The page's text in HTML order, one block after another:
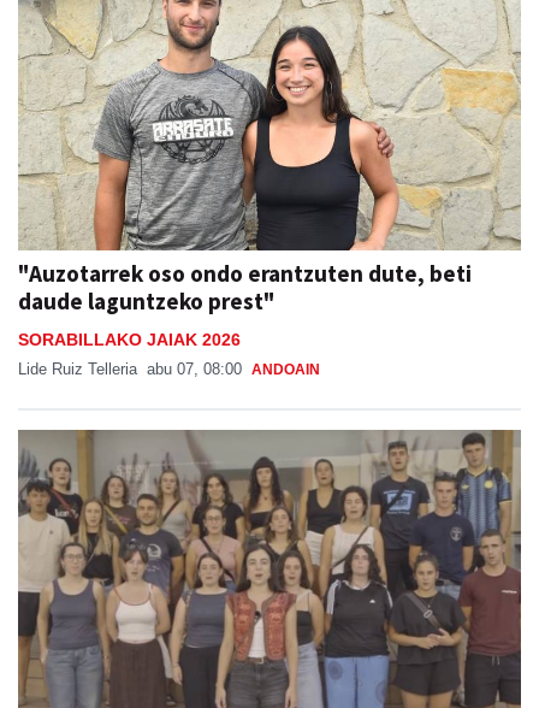
"Auzotarrek oso ondo erantzuten dute, beti
daude laguntzeko prest"
SORABILLAKO JAIAK 2026
Lide Ruiz Telleria abu 07, 08:00 ANDOAIN